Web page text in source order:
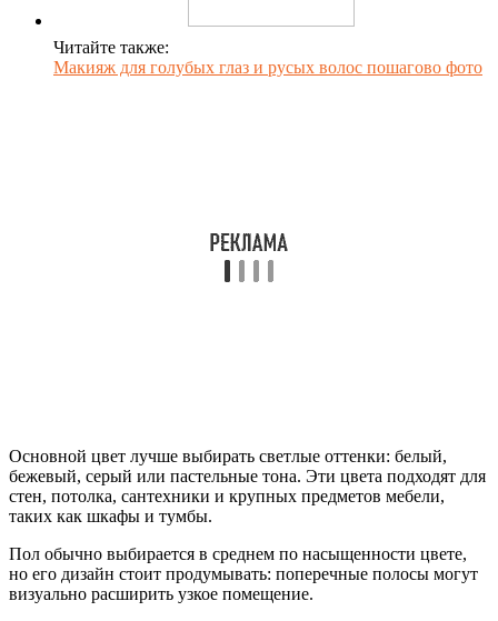
Читайте также:
Макияж для голубых глаз и русых волос пошагово фото
Основной цвет лучше выбирать светлые оттенки: белый,
бежевый, серый или пастельные тона. Эти цвета подходят для
стен, потолка, сантехники и крупных предметов мебели,
таких как шкафы и тумбы.
Пол обычно выбирается в среднем по насыщенности цвете,
но его дизайн стоит продумывать: поперечные полосы могут
визуально расширить узкое помещение.